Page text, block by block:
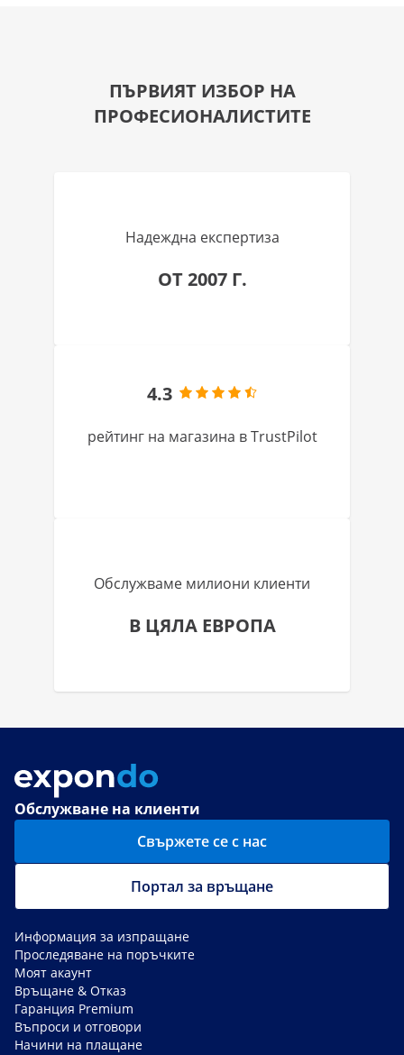
ПЪРВИЯТ ИЗБОР НА
ПРОФЕСИОНАЛИСТИТЕ
Надеждна експертиза
ОТ 2007 Г.
4.3
рейтинг на магазина в TrustPilot
Обслужваме милиони клиенти
В ЦЯЛА ЕВРОПА
Обслужване на клиенти
Свържете се с нас
Портал за връщане
Информация за изпращане
Проследяване на поръчките
Моят акаунт
Връщане & Отказ
Гаранция Premium
Въпроси и отговори
Начини на плащане